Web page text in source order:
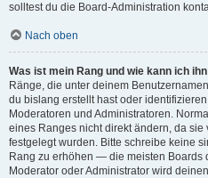
solltest du die Board-Administration
Nach oben
Was ist mein Rang und wie kann ich
Ränge, die unter deinem
du bislang erstellt hast oder
Moderatoren und Administratoren.
eines Ranges nicht direkt ändern, da
festgelegt wurden. Bitte schreibe keine
Rang zu erhöhen — die meisten Boards
Moderator oder Administrator wird